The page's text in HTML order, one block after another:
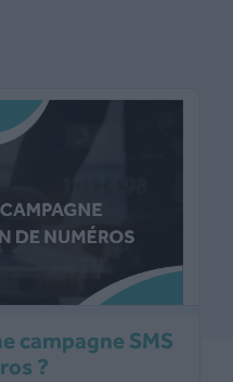
campagne SMS
?